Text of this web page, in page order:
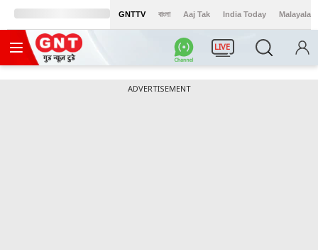
GNTTV বাংলা Aaj Tak India Today Malayalam
LIVE
ADVERTISEMENT